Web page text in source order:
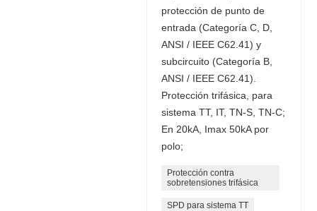
protección de punto de
entrada (Categoría C, D,
ANSI / IEEE C62.41) y
subcircuito (Categoría B,
ANSI / IEEE C62.41).
Protección trifásica, para
sistema TT, IT, TN-S, TN-C;
En 20kA, Imax 50kA por
polo;
Protección contra
sobretensiones trifásica
SPD para sistema TT